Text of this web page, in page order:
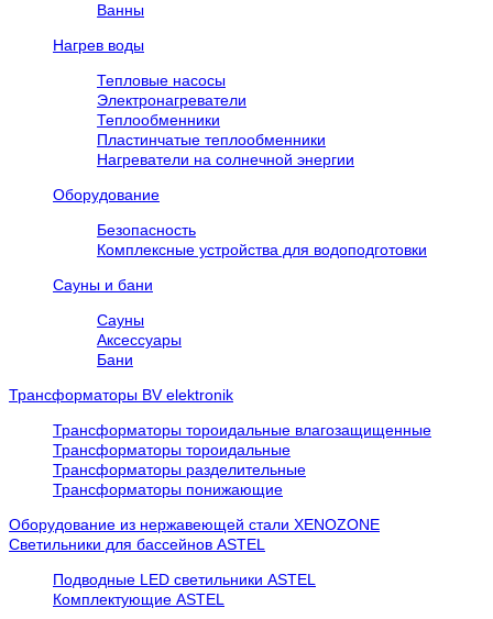
Ванны
Нагрев воды
Тепловые насосы
Электронагреватели
Теплообменники
Пластинчатые теплообменники
Нагреватели на солнечной энергии
Оборудование
Безопасность
Комплексные устройства для водоподготовки
Сауны и бани
Сауны
Аксессуары
Бани
Трансформаторы BV elektronik
Трансформаторы тороидальные влагозащищенные
Трансформаторы тороидальные
Трансформаторы разделительные
Трансформаторы понижающие
Оборудование из нержавеющей стали XENOZONE
Cветильники для бассейнов ASTEL
Подводные LED светильники ASTEL
Комплектующие ASTEL